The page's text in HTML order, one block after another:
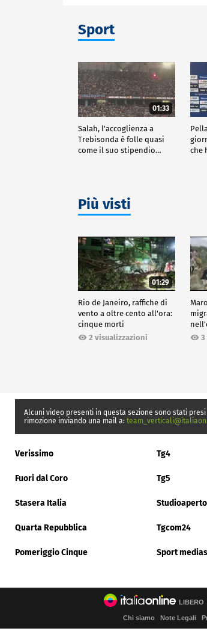
Sport
01:33
Salah, l'accoglienza a
Trebisonda è folle quasi
come il suo stipendio…
che
Più visti
01:29
Rio de Janeiro, raffiche di
vento a oltre cento all'ora:
cinque morti
2 visualizzazioni
3
Alcuni video presenti in questa sezione sono stati
rimozione inviando una mail a:
Verissimo Tg4
Fuori dal Coro Tg5
Stasera Italia Studioaperto
Quarta Repubblica Tgcom24
Pomeriggio Cinque Sport
LIBERO
Chi siamo Note Legali